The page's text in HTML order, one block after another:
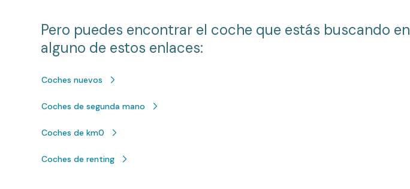
Pero puedes encontrar el coche que estás buscando en
alguno de estos enlaces:
Coches nuevos
Coches de segunda mano
Coches de km0
Coches de renting